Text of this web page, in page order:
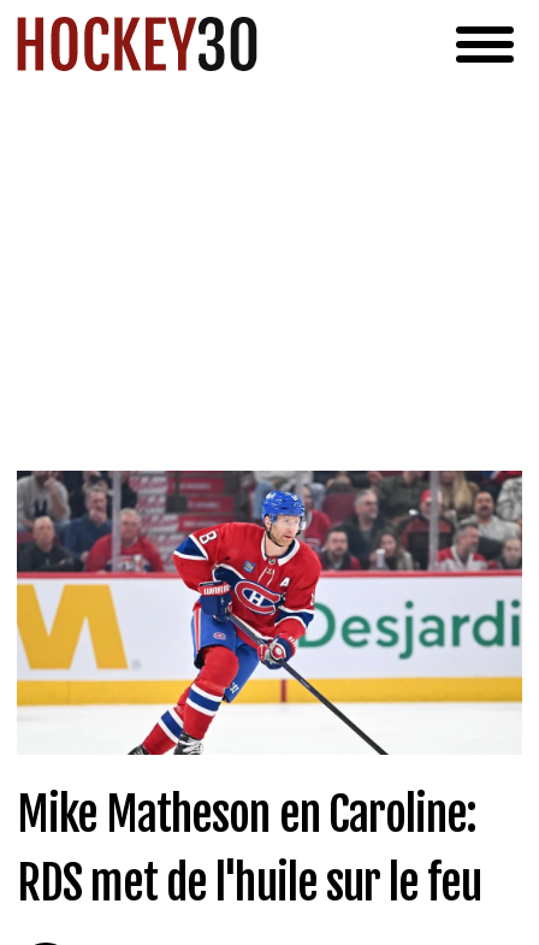
Mike Matheson en Caroline:
RDS met de l'huile sur le feu